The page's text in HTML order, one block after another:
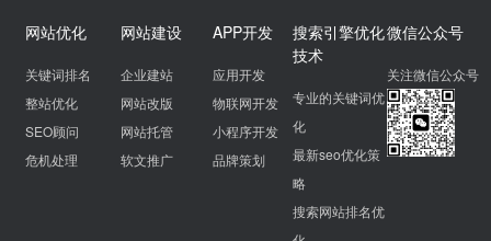
网站优化
关键词排名
整站优化
SEO顾问
危机处理
网站建设
企业建站
网站改版
网站托管
软文推广
APP开发
应用开发
物联网开发
小程序开发
品牌策划
搜索引擎优化
技术
专业的关键词优
化
最新seo优化策
略
搜索网站排名优
微信公众号
关注微信公众号